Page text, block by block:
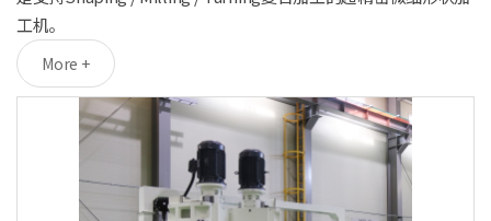
工机。
More +